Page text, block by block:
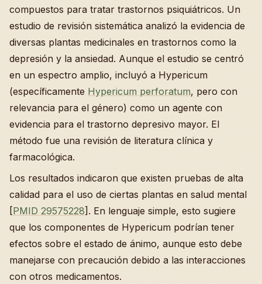
compuestos para tratar trastornos psiquiátricos. Un
estudio de revisión sistemática analizó la evidencia de
diversas plantas medicinales en trastornos como la
depresión y la ansiedad. Aunque el estudio se centró
en un espectro amplio, incluyó a Hypericum
(específicamente Hypericum perforatum, pero con
relevancia para el género) como un agente con
evidencia para el trastorno depresivo mayor. El
método fue una revisión de literatura clínica y
farmacológica.
Los resultados indicaron que existen pruebas de alta
calidad para el uso de ciertas plantas en salud mental
[PMID 29575228]. En lenguaje simple, esto sugiere
que los componentes de Hypericum podrían tener
efectos sobre el estado de ánimo, aunque esto debe
manejarse con precaución debido a las interacciones
con otros medicamentos.